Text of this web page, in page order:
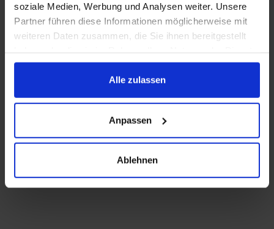
soziale Medien, Werbung und Analysen weiter. Unsere
Partner führen diese Informationen möglicherweise mit
weiteren Daten zusammen, die Sie ihnen bereitgestellt
gesammelt haben.
Alle zulassen
Anpassen
Ablehnen